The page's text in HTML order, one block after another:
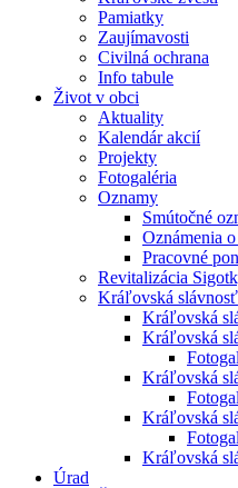
Pamiatky
Zaujímavosti
Civilná ochrana
Info tabule
Život v obci
Aktuality
Kalendár akcií
Projekty
Fotogaléria
Oznamy
Smútočné
Oznámenia
Pracovné
Revitalizácia
Kráľovská slávnosť
Kráľovská
Kráľovská
Kráľovská
Kráľovská
Kráľovská
Úrad